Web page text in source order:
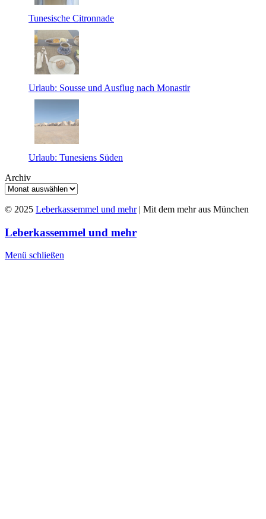
Tunesische Citronnade
Urlaub: Sousse und Ausflug nach Monastir
Urlaub: Tunesiens Süden
Archiv
© 2025 Leberkassemmel und mehr| Mit dem mehr aus München
Leberkassemmel und mehr
Menü schließen